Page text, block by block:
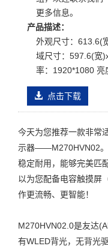
更多信息。
产品描述：
外观尺寸：613.6(
域尺寸：597.6(宽
率：1920*1080 亮
点击下载
今天为您推荐一款非常
示器——M270HVN02。
稳定耐用，能够完美匹
以为您配备电容触摸屏
作更流畅、更智能！
M270HVN02.0是友达
有WLED背光，无背光